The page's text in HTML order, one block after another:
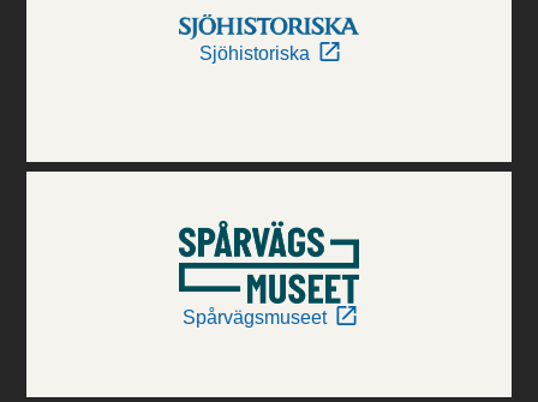
Sjöhistoriska
Spårvägsmuseet